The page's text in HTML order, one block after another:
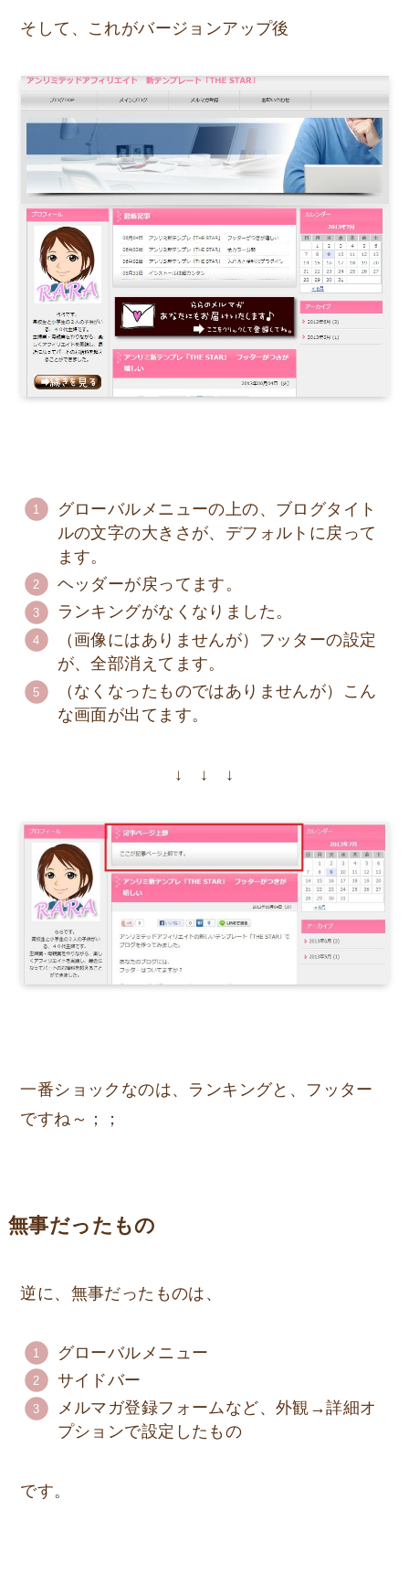
そして、これがバージョンアップ後
グローバルメニューの上の、ブログタイト
ルの文字の大きさが、デフォルトに戻って
ます。
ヘッダーが戻ってます。
ランキングがなくなりました。
（画像にはありませんが）フッターの設定
が、全部消えてます。
（なくなったものではありませんが）こん
な画面が出てます。
↓ ↓ ↓
一番ショックなのは、ランキングと、フッター
ですね～；；
無事だったもの
逆に、無事だったものは、
グローバルメニュー
サイドバー
メルマガ登録フォームなど、外観→詳細オ
プションで設定したもの
です。